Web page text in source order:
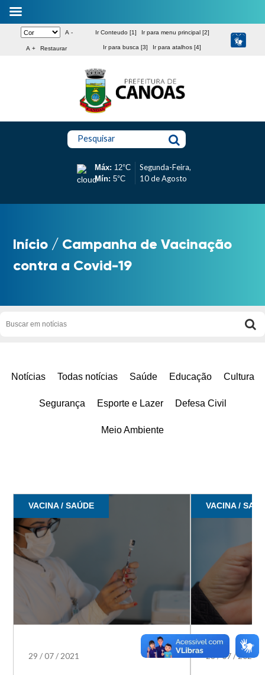
A -
A + Restaurar
Ir Conteudo [1] Ir para menu principal [2]
Ir para busca [3] Ir para atalhos [4]
Pesquisar
Máx: 12°C
Mín: 5°C
Segunda-Feira,
10 de Agosto
Início / Campanha de Vacinação
contra a Covid-19
Notícias Todas notícias Saúde Educação Cultura
Segurança Esporte e Lazer Defesa Civil
Meio Ambiente
VACINA / SAÚDE
29 /07 /2021
VACINA /
28/07 /2021